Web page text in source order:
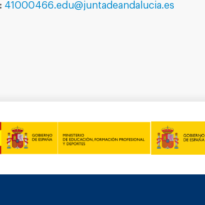
41000466.edu@juntadeandalucia.es